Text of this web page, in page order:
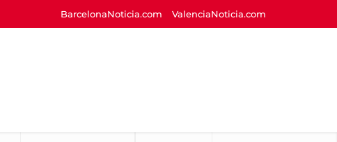
BarcelonaNoticia.com ValenciaNoticia.com